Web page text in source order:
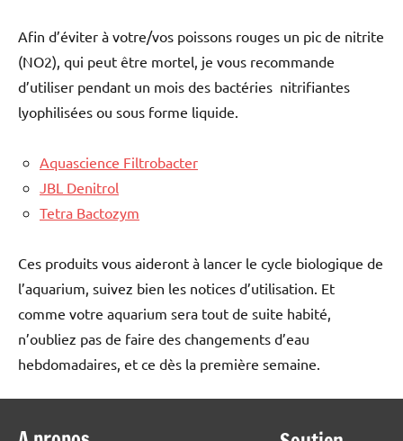
Afin d’éviter à votre/vos poissons rouges un pic de nitrite
(NO2), qui peut être mortel, je vous recommande
d’utiliser pendant un mois des bactéries nitrifiantes
lyophilisées ou sous forme liquide.
Aquascience Filtrobacter
JBL Denitrol
Tetra Bactozym
Ces produits vous aideront à lancer le cycle biologique de
l’aquarium, suivez bien les notices d’utilisation. Et
comme votre aquarium sera tout de suite habité,
n’oubliez pas de faire des changements d’eau
hebdomadaires, et ce dès la première semaine.